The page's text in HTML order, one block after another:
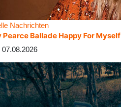
Nachrichten
Pearce Ballade Happy For Myself
07.08.2026